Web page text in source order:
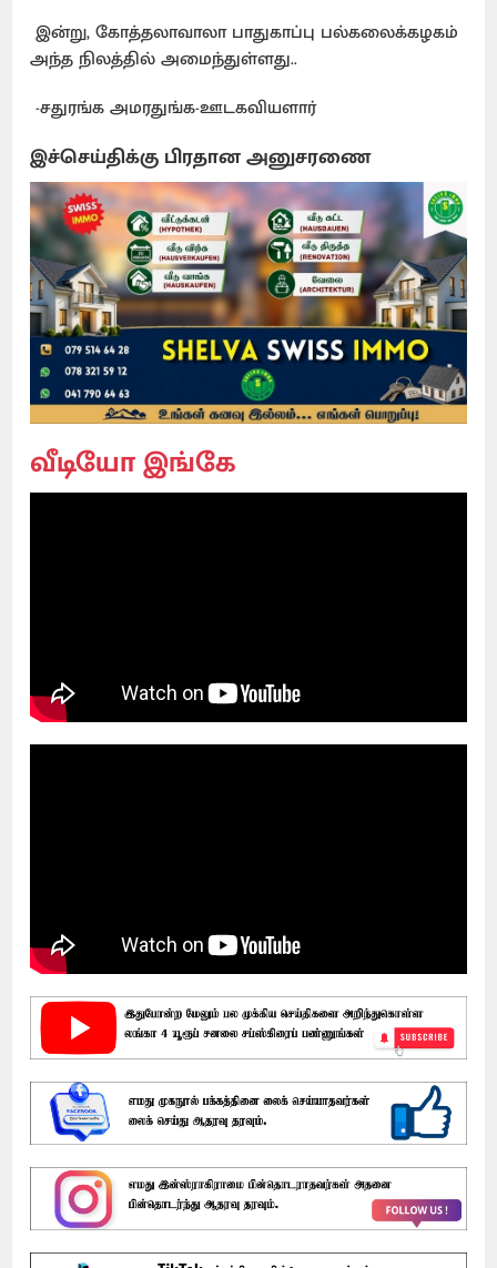
இன்று, கோத்தலாவாலா பாதுகாப்பு பல்கலைக்கழகம்
அந்த நிலத்தில் அமைந்துள்ளது..
-சதுரங்க அமரதுங்க-ஊடகவியளார்
இச்செய்திக்கு பிரதான அனுசரணை
வீடியோ இங்கே